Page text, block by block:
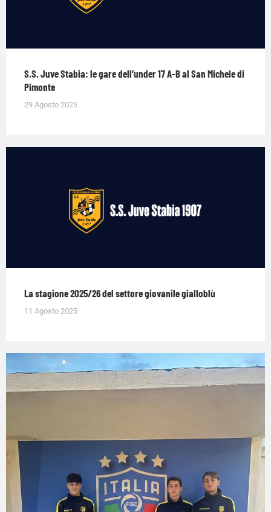
S.S. Juve Stabia: le gare dell’under 17 A-B al San Michele di
Pimonte
29 Agosto 2025
La stagione 2025/26 del settore giovanile gialloblù
11 Agosto 2025